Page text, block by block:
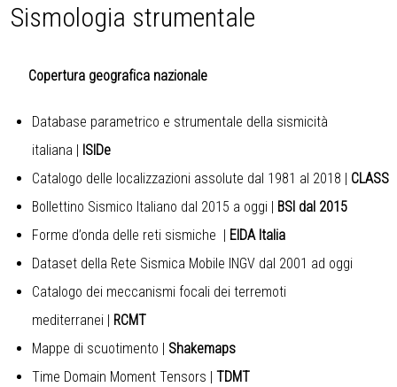
Sismologia strumentale
Copertura geografica nazionale
Database parametrico e strumentale della sismicità
italiana
ISIDe
Catalogo delle localizzazioni assolute dal 1981 al 2018
CLASS
Bollettino Sismico Italiano dal 2015 a oggi
BSI dal 2015
Forme d’onda delle reti sismiche
EIDA Italia
Dataset della Rete Sismica Mobile INGV dal 2001 ad oggi
Catalogo dei meccanismi focali dei terremoti
mediterranei
RCMT
Mappe di scuotimento
Shakemaps
Time Domain Moment Tensors
TDMT